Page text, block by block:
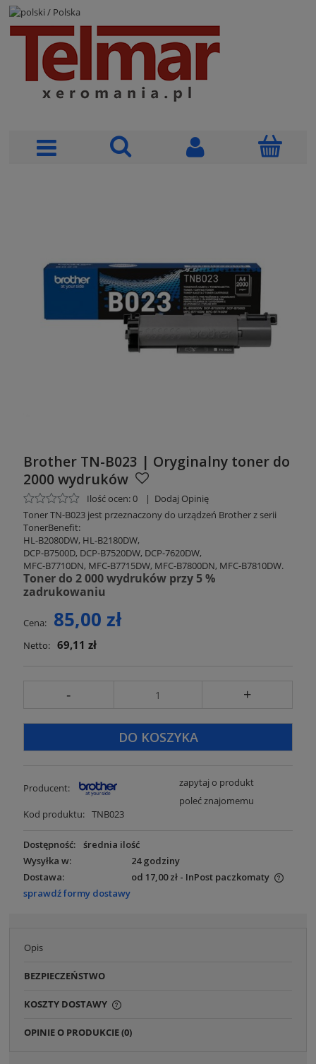
Brother TN-B023 | Oryginalny toner do
2000 wydruków
Ilość ocen: 0 | Dodaj Opinię
Toner TN-B023 jest przeznaczony do urządzeń Brother z serii
TonerBenefit:
HL-B2080DW, HL-B2180DW,
DCP-B7500D, DCP-B7520DW, DCP-7620DW,
MFC-B7710DN, MFC-B7715DW, MFC-B7800DN, MFC-B7810DW.
Toner do 2 000 wydruków przy 5 %
zadrukowaniu
Cena: 85,00 zł
Netto: 69,11 zł
- +
DO KOSZYKA
Producent:
Kod produktu: TNB023
zapytaj o produkt
poleć znajomemu
Dostępność:
średnia ilość
Wysyłka w:
24 godziny
Dostawa:
od 17,00 zł - InPost paczkomaty
Cena nie zawiera ewentualnych kosztów płatności
sprawdź formy dostawy
Opis
BEZPIECZEŃSTWO
KOSZTY DOSTAWY
PŁATNOŚCI
OPINIE O PRODUKCIE (0)